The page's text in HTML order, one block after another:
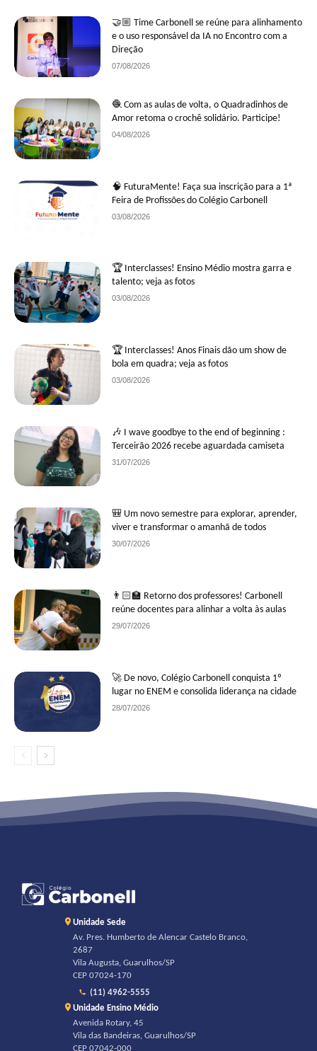
🤝🏼 Time Carbonell se reúne para alinhamento
e o uso responsável da IA no Encontro com a
Direção
07/08/2026
🧶 Com as aulas de volta, o Quadradinhos de
Amor retoma o crochê solidário. Participe!
04/08/2026
🧠 FuturaMente! Faça sua inscrição para a 1ª
Feira de Profissões do Colégio Carbonell
03/08/2026
🏆 Interclasses! Ensino Médio mostra garra e
talento; veja as fotos
03/08/2026
🏆 Interclasses! Anos Finais dão um show de
bola em quadra; veja as fotos
03/08/2026
🎶 I wave goodbye to the end of beginning :
Terceirão 2026 recebe aguardada camiseta
31/07/2026
🎒 Um novo semestre para explorar, aprender,
viver e transformar o amanhã de todos
30/07/2026
👨🏻‍🏫 Retorno dos professores! Carbonell
reúne docentes para alinhar a volta às aulas
29/07/2026
🚀 De novo, Colégio Carbonell conquista 1º
lugar no ENEM e consolida liderança na cidade
28/07/2026
Unidade Sede
Av. Pres. Humberto de Alencar Castelo Branco,
2687
Vila Augusta, Guarulhos/SP
CEP 07024-170
(11) 4962-5555
Unidade Ensino Médio
Avenida Rotary, 45
Vila das Bandeiras, Guarulhos/SP
CEP 07042-000